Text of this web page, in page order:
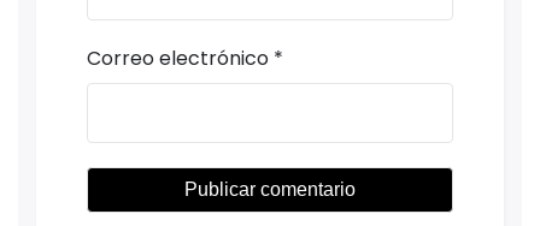
Correo electrónico *